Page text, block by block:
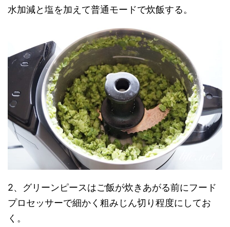
水加減と塩を加えて普通モードで炊飯する。
2、グリーンピースはご飯が炊きあがる前にフード
プロセッサーで細かく粗みじん切り程度にしてお
く。